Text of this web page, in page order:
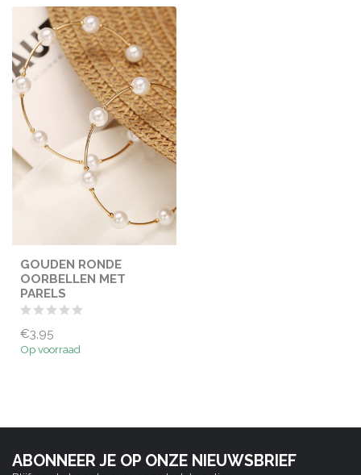
GOUDEN RONDE
OORBELLEN MET
PARELS
€3,95
Op voorraad
ABONNEER JE OP ONZE NIEUWSBRIEF